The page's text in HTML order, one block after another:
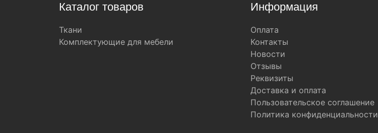
Каталог товаров
Ткани
Комплектующие для мебели
Информация
Оплата
Контакты
Новости
Отзывы
Реквизиты
Доставка и оплата
Пользовательское соглашение
Политика конфиденциальности